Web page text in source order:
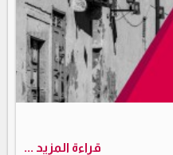
قراءة المزيد ...